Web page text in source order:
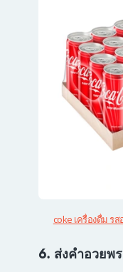
coke เครื่องดื่ม ร
6. ส่งคำอวยพ